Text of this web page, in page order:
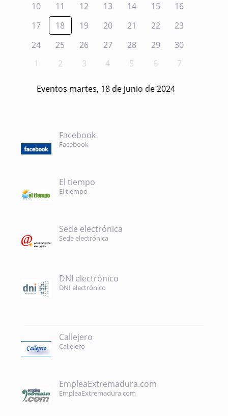
10
11 12 13 14 15
16
17
18 19 20 21 22
23
24
25 26 27 28 29
30
1
2 3 4 5 6 7
Eventos martes, 18 de junio de 2024
Facebook
Facebook
El tiempo
El tiempo
Sede electrónica
Sede electrónica
DNI electrónico
DNI electrónico
Callejero
Callejero
EmpleaExtremadura.com
EmpleaExtremadura.com